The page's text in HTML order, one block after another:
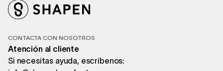
CONTACTA CON NOSOTROS
Atención al cliente
Si necesitas ayuda, escríbenos: